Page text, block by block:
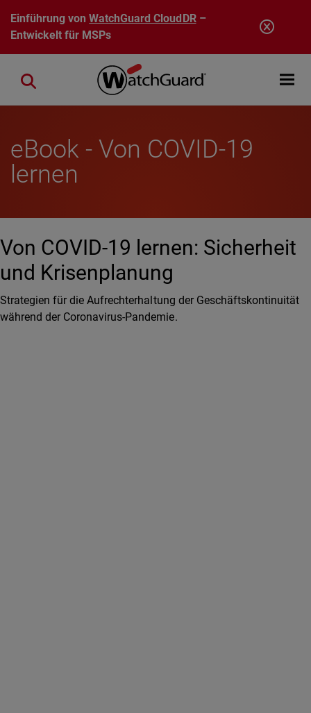
Direkt zum Inhalt
Einführung vonWatchGuard CloudDR–
Entwickelt für MSPs
Open
Close search
eBook - Von COVID-19
lernen
Von COVID-19 lernen: Sicherheit
und Krisenplanung
Strategien für die Aufrechterhaltung der Geschäftskontinuität
während der Coronavirus-Pandemie.